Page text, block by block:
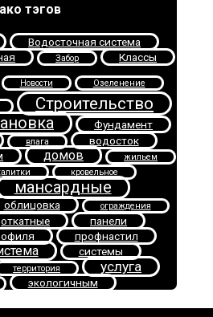
тэгов
Водосточная система
Забор Классы
Новости Озеленение
Строительство
Фундамент
влага
водосток
домов жильем
кровельное
мансардные
облицовка ограждения
откатные
панели
профнастил
системы
территория услуга
экологичным